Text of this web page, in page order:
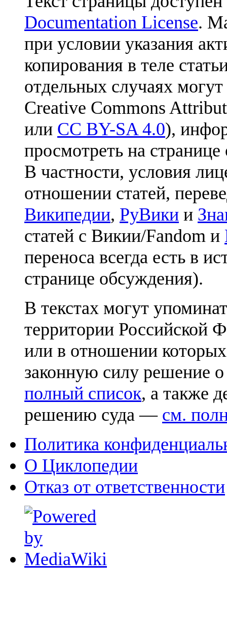
Documentation License.
при условии указания
копирования в теле
отдельных случаях
Creative Commons
или CC BY-SA 4.0),
просмотреть на
В частности, условия
отношении статей,
Википедии, РуВики и
статей с Викии/Fandom и
переноса всегда есть в
странице обсуждения).
В текстах могут
территории Российской
или в отношении
законную силу решение
полный список, а также
решению суда — см.
Политика
О Циклопедии
Отказ от ответственности